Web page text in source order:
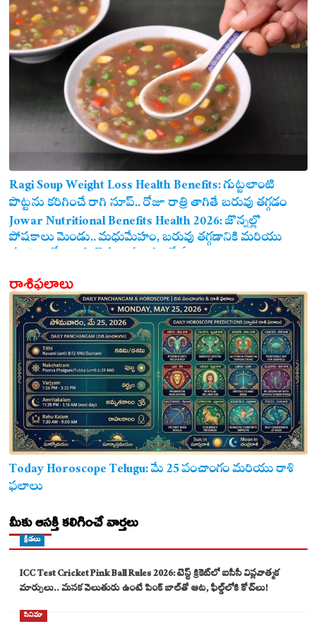
Ragi Soup Weight Loss Health Benefits: గుట్టలాంటి
పొట్టను కరిగించే రాగి సూప్.. రోజూ రాత్రి తాగితే బరువు తగ్గడం
ఖాయం!
Jowar Nutritional Benefits Health 2026: జొన్నల్లో
పోషకాలు మెండు.. మధుమేహం, బరువు తగ్గడానికి మరియు
గుండె ఆరోగ్యానికి జొన్న అన్నం ఎంతో మేలు!
రాశిఫలాలు
Today Horoscope Telugu: మే 25 పంచాంగం మరియు రాశి
ఫలాలు
మీకు ఆసక్తి కలిగించే వార్తలు
క్రీడలు
ICC Test Cricket Pink Ball Rules 2026: టెస్ట్ క్రికెట్‌లో ఐసీసీ విప్లవాత్మక
మార్పులు.. మసక వెలుతురు ఉంటే పింక్ బాల్‌తో ఆట, ఫీల్డ్‌లోకి కోచ్‌లు!
సినిమా